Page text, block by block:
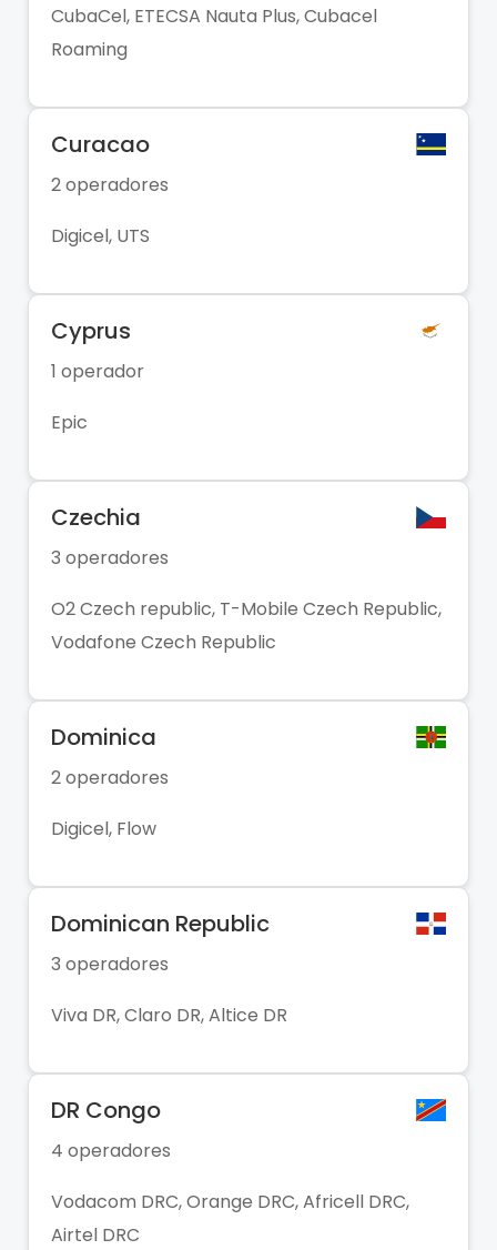
CubaCel, ETECSA Nauta Plus, Cubacel
Roaming
Curacao
2 operadores
Digicel, UTS
Cyprus
1 operador
Epic
Czechia
3 operadores
O2 Czech republic, T-Mobile Czech Republic,
Vodafone Czech Republic
Dominica
2 operadores
Digicel, Flow
Dominican Republic
3 operadores
Viva DR, Claro DR, Altice DR
DR Congo
4 operadores
Vodacom DRC, Orange DRC, Africell DRC,
Airtel DRC